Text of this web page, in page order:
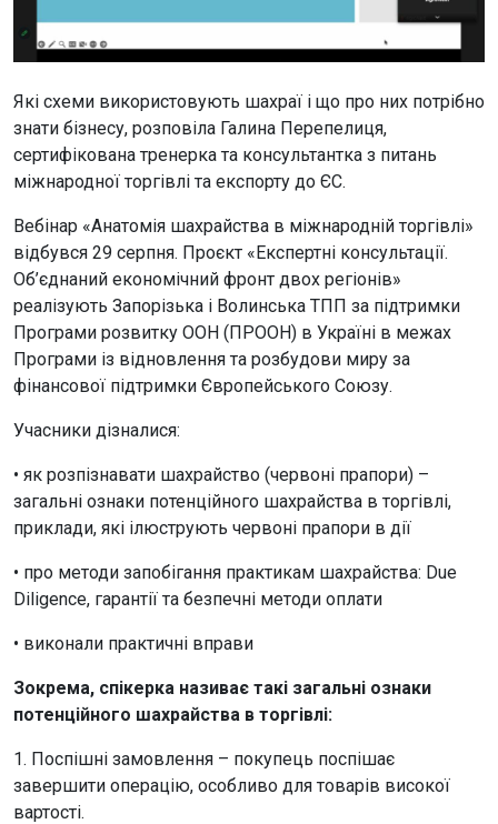
Які схеми використовують шахраї і що про них потрібно
знати бізнесу, розповіла Галина Перепелиця,
сертифікована тренерка та консультантка з питань
міжнародної торгівлі та експорту до ЄС.
Вебінар «Анатомія шахрайства в міжнародній торгівлі»
відбувся 29 серпня. Проєкт «Експертні консультації.
Об’єднаний економічний фронт двох регіонів»
реалізують Запорізька і Волинська ТПП за підтримки
Програми розвитку ООН (ПРООН) в Україні в межах
Програми із відновлення та розбудови миру за
фінансової підтримки Європейського Союзу.
Учасники дізналися:
• як розпізнавати шахрайство (червоні прапори) –
загальні ознаки потенційного шахрайства в торгівлі,
приклади, які ілюструють червоні прапори в дії
• про методи запобігання практикам шахрайства: Due
Diligence, гарантії та безпечні методи оплати
• виконали практичні вправи
Зокрема, спікерка називає такі загальні ознаки
потенційного шахрайства в торгівлі:
1. Поспішні замовлення – покупець поспішає
завершити операцію, особливо для товарів високої
вартості.